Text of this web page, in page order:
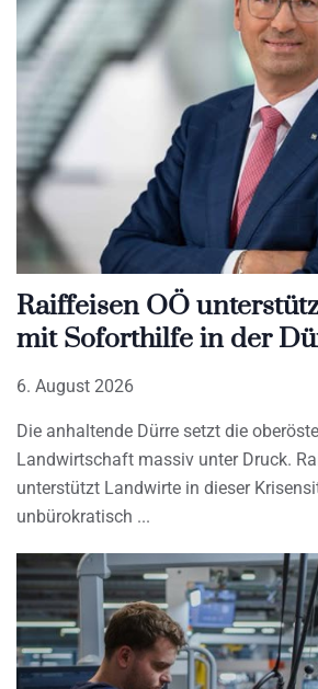
Raiffeisen OÖ
mit Soforthilfe in der
6. August 2026
Die anhaltende Dürre setzt die
Landwirtschaft massiv unter Druck.
unterstützt Landwirte in dieser
unbürokratisch